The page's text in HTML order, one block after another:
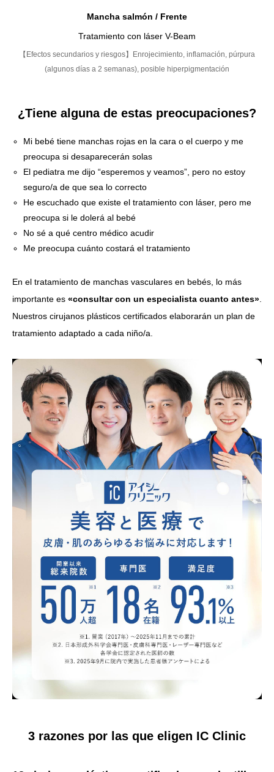
Mancha salmón / Frente
Tratamiento con láser V-Beam
【Efectos secundarios y riesgos】Enrojecimiento, inflamación, púrpura
(algunos días a 2 semanas), posible hiperpigmentación
¿Tiene alguna de estas preocupaciones?
Mi bebé tiene manchas rojas en la cara o el cuerpo y me
preocupa si desaparecerán solas
El pediatra me dijo “esperemos y veamos”, pero no estoy
seguro/a de que sea lo correcto
He escuchado que existe el tratamiento con láser, pero me
preocupa si le dolerá al bebé
No sé a qué centro médico acudir
Me preocupa cuánto costará el tratamiento
En el tratamiento de manchas vasculares en bebés, lo más
importante es «consultar con un especialista cuanto antes».
Nuestros cirujanos plásticos certificados elaborarán un plan de
tratamiento adaptado a cada niño/a.
3 razones por las que eligen IC Clinic